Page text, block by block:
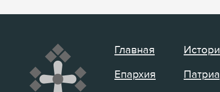
Главная
Епархия